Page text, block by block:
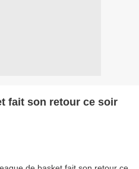
fait son retour ce soir